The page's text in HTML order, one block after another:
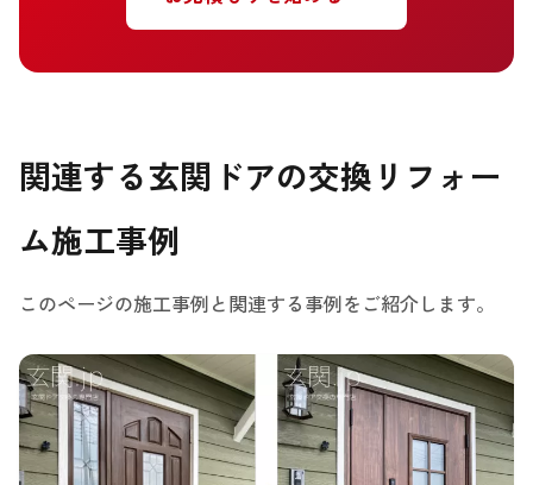
関連する玄関ドアの交換リフォー
ム施工事例
このページの施工事例と関連する事例をご紹介します。